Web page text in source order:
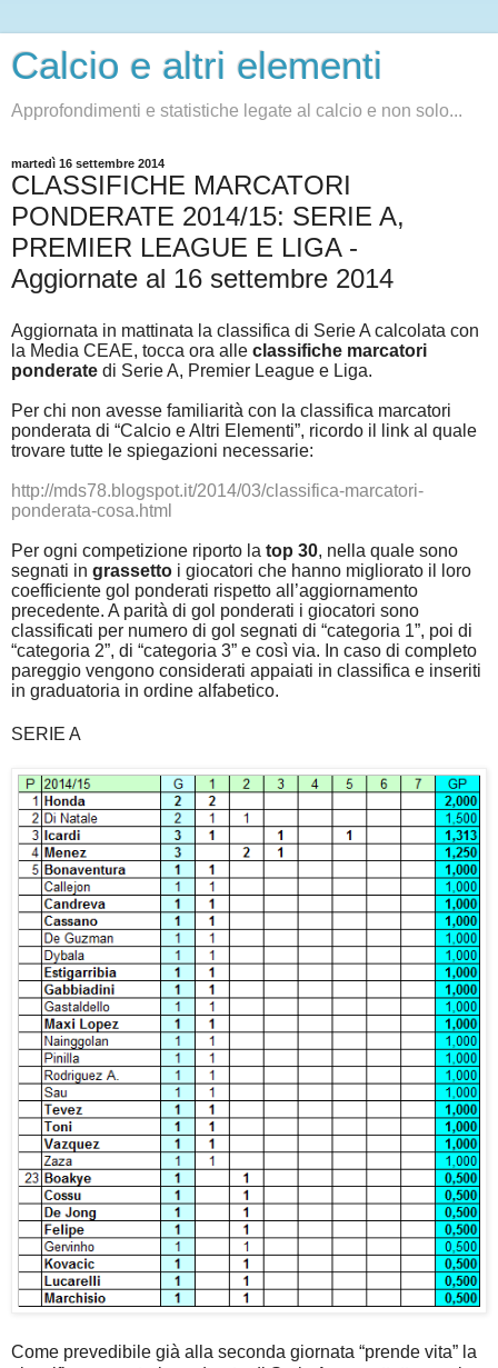
Calcio e altri elementi
Approfondimenti e statistiche legate al calcio e non solo...
martedì 16 settembre 2014
CLASSIFICHE MARCATORI
PONDERATE 2014/15: SERIE A,
PREMIER LEAGUE E LIGA -
Aggiornate al 16 settembre 2014
Aggiornata in mattinata la classifica di Serie A calcolata con
la Media CEAE, tocca ora alle classifiche marcatori
ponderate di Serie A, Premier League e Liga.
Per chi non avesse familiarità con la classifica marcatori
ponderata di “Calcio e Altri Elementi”, ricordo il link al quale
trovare tutte le spiegazioni necessarie:
http://mds78.blogspot.it/2014/03/classifica-marcatori-
ponderata-cosa.html
Per ogni competizione riporto la top 30, nella quale sono
segnati in grassetto i giocatori che hanno migliorato il loro
coefficiente gol ponderati rispetto all’aggiornamento
precedente. A parità di gol ponderati i giocatori sono
classificati per numero di gol segnati di “categoria 1”, poi di
“categoria 2”, di “categoria 3” e così via. In caso di completo
pareggio vengono considerati appaiati in classifica e inseriti
in graduatoria in ordine alfabetico.
SERIE A
Come prevedibile già alla seconda giornata “prende vita” la